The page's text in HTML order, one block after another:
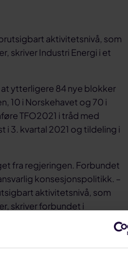
aktivitetsnivå, som
skriver Industri Energi i et
ytterligere 84 nye blokker
10 i Norskehavet og 70 i
TFO2021 i tråd med
i 3. kvartal 2021 og tildeling i
fra regjeringen. Forbundet
konsesjonspolitikk. –
aktivitetsnivå, som
skriver forbundet i